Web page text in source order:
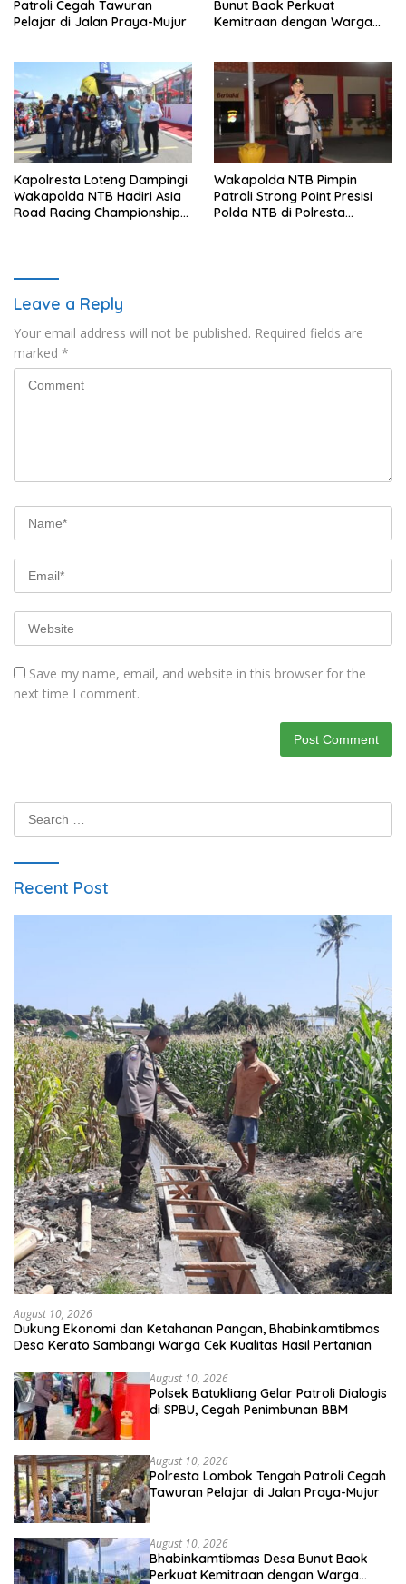
Patroli Cegah Tawuran
Pelajar di Jalan Praya-Mujur
Bunut Baok Perkuat
Kemitraan dengan Warga
Kapolresta Loteng Dampingi
Wakapolda NTB Hadiri Asia
Road Racing Championship
Wakapolda NTB Pimpin
Patroli Strong Point Presisi
Polda NTB di Polresta
Leave a Reply
Your email address will not be published. Required fields are
marked *
Save my name, email, and website in this browser for the
next time I comment.
Recent Post
August 10, 2026
Dukung Ekonomi dan Ketahanan Pangan, Bhabinkamtibmas
Desa Kerato Sambangi Warga Cek Kualitas Hasil Pertanian
August 10, 2026
Polsek Batukliang Gelar Patroli Dialogis
di SPBU, Cegah Penimbunan BBM
August 10, 2026
Polresta Lombok Tengah Patroli Cegah
Tawuran Pelajar di Jalan Praya-Mujur
August 10, 2026
Bhabinkamtibmas Desa Bunut Baok
Perkuat Kemitraan dengan Warga